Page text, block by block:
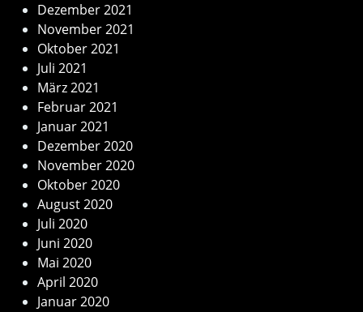
Dezember 2021
November 2021
Oktober 2021
Juli 2021
März 2021
Februar 2021
Januar 2021
Dezember 2020
November 2020
Oktober 2020
August 2020
Juli 2020
Juni 2020
Mai 2020
April 2020
Januar 2020